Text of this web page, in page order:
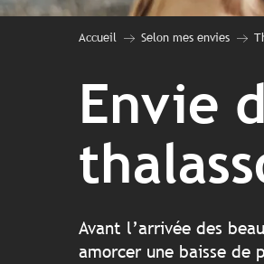
Accueil Selon mes envies
Envie
Avant l’arrivée des
amorcer une baisse de